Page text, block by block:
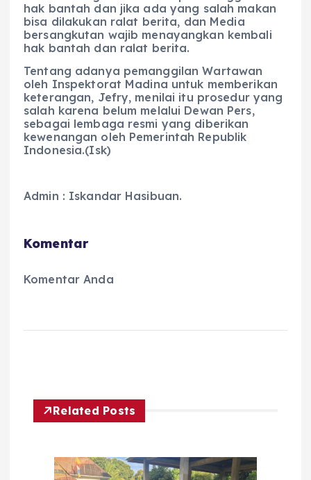
hak bantah dan jika ada yang salah makan
bisa dilakukan ralat berita, dan Media
bersangkutan wajib menayangkan kembali
hak bantah dan ralat berita.
Tentang adanya pemanggilan Wartawan
oleh Inspektorat Madina untuk memberikan
keterangan, Jefry, menilai itu prosedur yang
salah karena belum melalui Dewan Pers,
sebagai lembaga resmi yang diberikan
kewenangan oleh Pemerintah Republik
Indonesia.(Isk)
Admin : Iskandar Hasibuan.
Komentar
Komentar Anda
Related Posts